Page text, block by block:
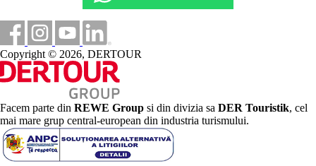
Copyright © 2026, DERTOUR
Facem parte din REWE Group si din divizia sa DER Touristik, cel
mai mare grup central-european din industria turismului.